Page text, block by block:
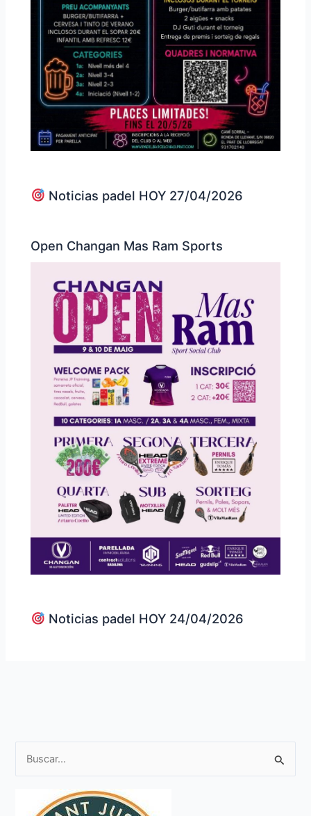
Noticias padel HOY 27/04/2026
Open Changan Mas Ram Sports
Noticias padel HOY 24/04/2026